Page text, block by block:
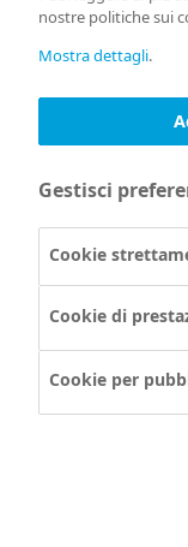
Print
nostre politiche sui
Mostra dettagli.
Gestisci
Cookie
Cookie di
Cookie per